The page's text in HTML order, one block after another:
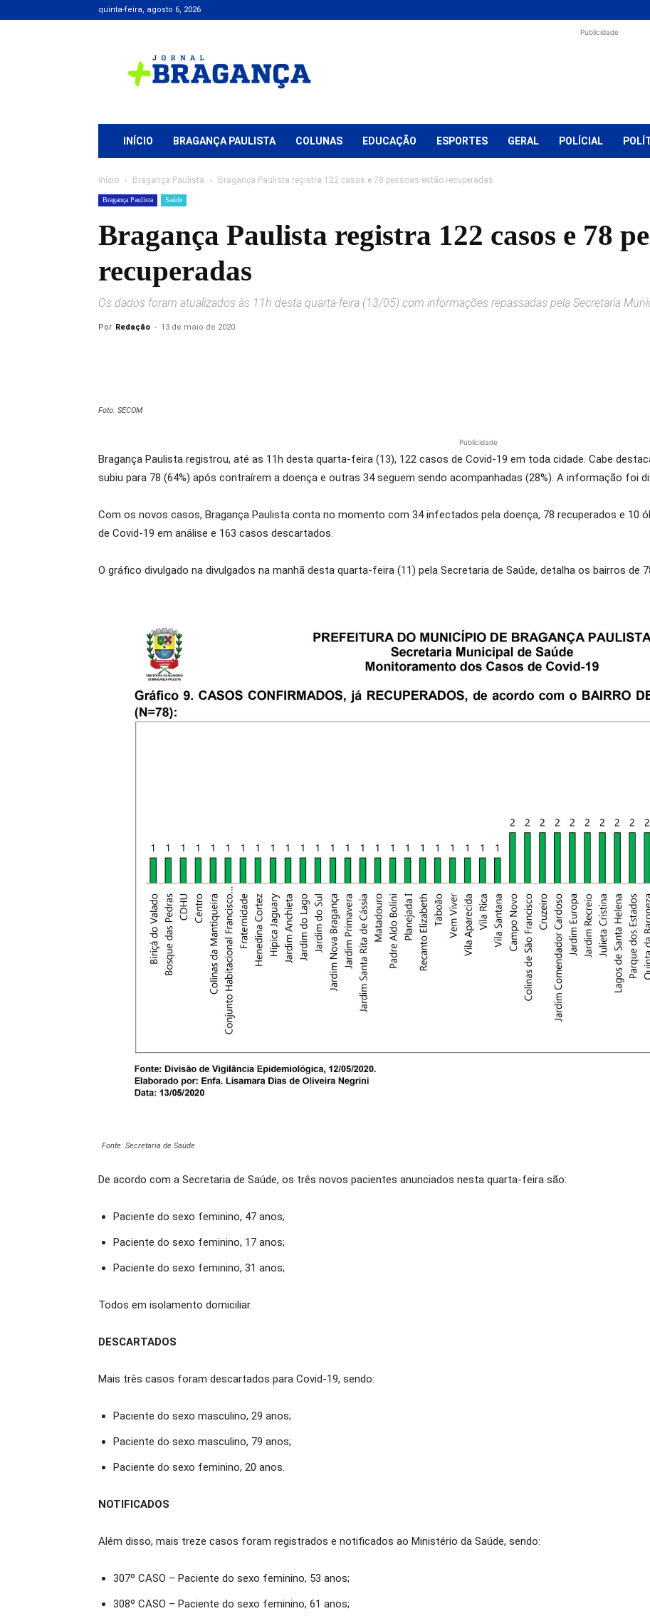
quinta-feira, agosto 6, 2026
+
Bragança
Publicidade
INÍCIO BRAGANÇA PAULISTA COLUNAS EDUCAÇÃO ESPORTES GERAL POLÍCIAL
Início Bragança Paulista Bragança Paulista registra 122 casos e 78 pessoas estão recuperadas
Bragança Paulista Saúde
Bragança Paulista registra 122 casos e 78
recuperadas
Os dados foram atualizados às 11h desta quarta-feira (13/05) com informações repassadas pela Secretaria
Por Redação - 13 de maio de 2020
Foto: SECOM
Publicidade
Bragança Paulista registrou, até as 11h desta quarta-feira (13), 122 casos de Covid-19 em toda cidade. Cabe
subiu para 78 (64%) após contraírem a doença e outras 34 seguem sendo acompanhadas (28%). A informação foi
Com os novos casos, Bragança Paulista conta no momento com 34 infectados pela doença, 78 recuperados e 10
de Covid-19 em análise e 163 casos descartados.
O gráfico divulgado na divulgados na manhã desta quarta-feira (11) pela Secretaria de Saúde, detalha os bairros de
Fonte: Secretaria de Saúde
De acordo com a Secretaria de Saúde, os três novos pacientes anunciados nesta quarta-feira são:
Paciente do sexo feminino, 47 anos;
Paciente do sexo feminino, 17 anos;
Paciente do sexo feminino, 31 anos;
Todos em isolamento domiciliar.
DESCARTADOS
Mais três casos foram descartados para Covid-19, sendo:
Paciente do sexo masculino, 29 anos;
Paciente do sexo masculino, 79 anos;
Paciente do sexo feminino, 20 anos.
NOTIFICADOS
Além disso, mais treze casos foram registrados e notificados ao Ministério da Saúde, sendo:
307º CASO – Paciente do sexo feminino, 53 anos;
308º CASO – Paciente do sexo feminino, 61 anos;